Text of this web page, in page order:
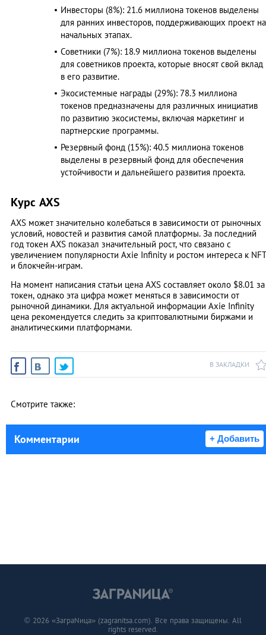
Инвесторы (8%): 21.6 миллиона токенов выделены
для ранних инвесторов, поддерживающих проект на
начальных этапах.
Советники (7%): 18.9 миллиона токенов выделены
для советников проекта, которые вносят свой вклад
в его развитие.
Экосистемные награды (29%): 78.3 миллиона
токенов предназначены для различных инициатив
по развитию экосистемы, включая маркетинг и
партнерские программы.
Резервный фонд (15%): 40.5 миллиона токенов
выделены в резервный фонд для обеспечения
устойчивости и дальнейшего развития проекта.
Курс AXS
AXS может значительно колебаться в зависимости от рыночных
условий, новостей и развития самой платформы. За последний
год токен AXS показал значительный рост, что связано с
увеличением популярности Axie Infinity и ростом интереса к NFT
и блокчейн-играм.
На момент написания статьи цена AXS составляет около $8.01 за
токен, однако эта цифра может меняться в зависимости от
рыночной динамики. Для актуальной информации Axie Infinity
цена рекомендуется следить за криптовалютными биржами и
аналитическими платформами.
В ЗАКЛАДКИ
Смотрите также:
Комментарии + Добавить
© 2026 «ЗаграNица» (zagranitsa.com). Все права защищены. All
rights reserved.